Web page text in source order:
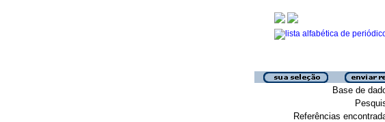
Base de
Referências